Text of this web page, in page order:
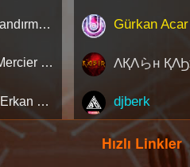
Jeff, Ece Seçkin - Beni Kandırmışsın (Samet Koban Remix)
Mahmut Orhan, Francis Mercier - Sadete(MAUZY)
Kurtuluş Kuş - Topla Git (Erkan KILIÇ Remix) [Extended]
Gürkan Acar
ΛҚΛらн
djberk
Hızlı Linkler